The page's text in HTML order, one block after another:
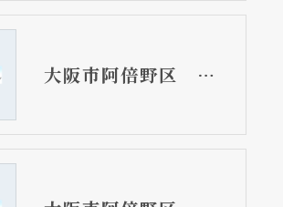
大阪市阿倍野区 戸建て住宅の浴室リフォーム工事 パネル工法